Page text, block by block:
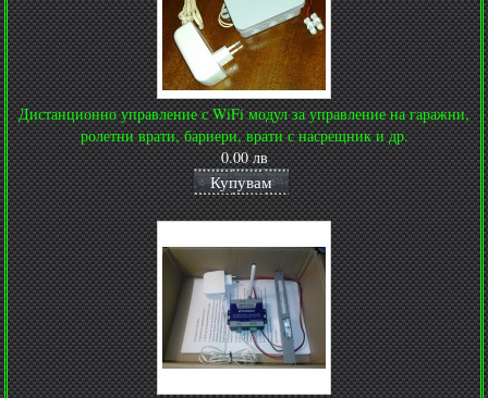
Дистанционно управление с WiFi модул за управление на гаражни,
ролетни врати, бариери, врати с насрещник и др.
0.00 лв
Купувам